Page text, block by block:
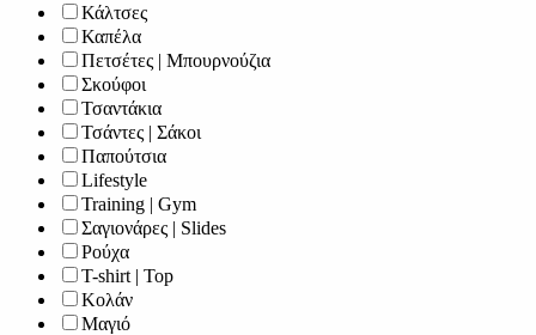
Κάλτσες
Καπέλα
Πετσέτες | Μπουρνούζια
Σκούφοι
Τσαντάκια
Τσάντες | Σάκοι
Παπούτσια
Lifestyle
Training | Gym
Σαγιονάρες | Slides
Ρούχα
T-shirt | Top
Κολάν
Μαγιό